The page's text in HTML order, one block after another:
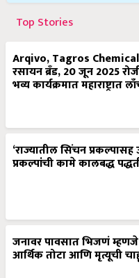
Top Stories
Arqivo, Tagros
रसायन ब्रँड, 20 जून 2025
भव्य कार्यक्रमात
‘राज्यातील सिंचन
प्रकल्पांची कामे कालबद्ध
जनावर पावसात भिजणं
आर्थिक तोटा आणि मृत्यूची